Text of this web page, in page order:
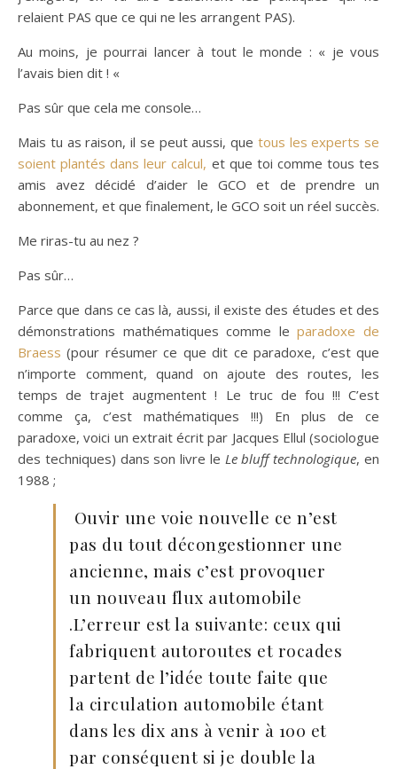
relaient PAS que ce qui ne les arrangent PAS).
Au moins, je pourrai lancer à tout le monde : « je vous
l’avais bien dit ! «
Pas sûr que cela me console…
Mais tu as raison, il se peut aussi, que tous les experts se
soient plantés dans leur calcul, et que toi comme tous tes
amis avez décidé d’aider le GCO et de prendre un
abonnement, et que finalement, le GCO soit un réel succès.
Me riras-tu au nez ?
Pas sûr…
Parce que dans ce cas là, aussi, il existe des études et des
démonstrations mathématiques comme le paradoxe de
Braess (pour résumer ce que dit ce paradoxe, c’est que
n’importe comment, quand on ajoute des routes, les
temps de trajet augmentent ! Le truc de fou !!! C’est
comme ça, c’est mathématiques !!!) En plus de ce
paradoxe, voici un extrait écrit par Jacques Ellul (sociologue
des techniques) dans son livre le Le bluff technologique, en
1988 ;
Ouvir une voie nouvelle ce n’est
pas du tout décongestionner une
ancienne, mais c’est provoquer
un nouveau flux automobile
.L’erreur est la suivante: ceux qui
fabriquent autoroutes et rocades
partent de l’idée toute faite que
la circulation automobile étant
dans les dix ans à venir à 100 et
par conséquent si je double la